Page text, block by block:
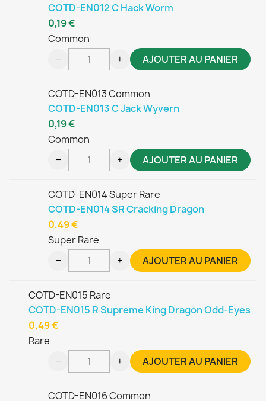
COTD-EN012 C Hack Worm
Common
0,19 €
− + AJOUTER AU PANIER
COTD-EN013 Common
COTD-EN013 C Jack Wyvern
Common
0,19 €
− + AJOUTER AU PANIER
COTD-EN014 Super Rare
COTD-EN014 SR Cracking Dragon
Super Rare
0,49 €
− + AJOUTER AU PANIER
COTD-EN015 Rare
COTD-EN015 R Supreme King Dragon Odd-Eyes
Rare
0,49 €
− + AJOUTER AU PANIER
COTD-EN016 Common